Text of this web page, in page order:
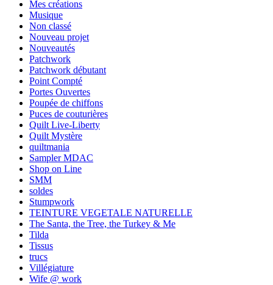
Mes créations
Musique
Non classé
Nouveau projet
Nouveautés
Patchwork
Patchwork débutant
Point Compté
Portes Ouvertes
Poupée de chiffons
Puces de couturières
Quilt Live-Liberty
Quilt Mystère
quiltmania
Sampler MDAC
Shop on Line
SMM
soldes
Stumpwork
TEINTURE VEGETALE NATURELLE
The Santa, the Tree, the Turkey & Me
Tilda
Tissus
trucs
Villégiature
Wife @ work